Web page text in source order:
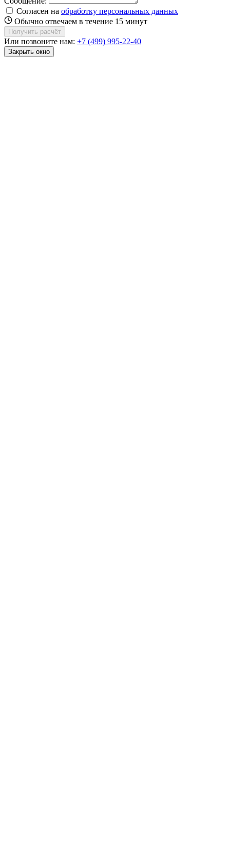
Согласен на обработку персональных данных
Обычно отвечаем в течение 15 минут
Получить расчёт
Или позвоните нам: +7 (499) 995-22-40
Закрыть окно